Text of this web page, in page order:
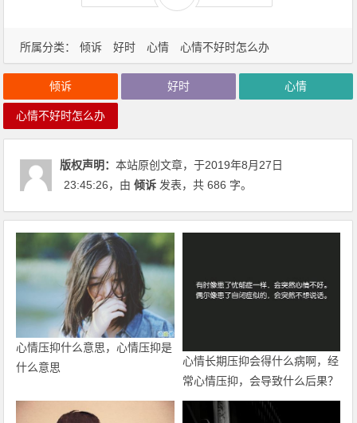
所属分类： 倾诉 好时 心情 心情不好时怎么办
倾诉 好时 心情
心情不好时怎么办
版权声明：本站原创文章，于2019年8月27日
23:45:26，由倾诉 发表，共 686 字。
心情压抑什么意思，心情压抑是
什么意思
心情长期压抑会得什么病啊，经
常心情压抑，会导致什么后果？